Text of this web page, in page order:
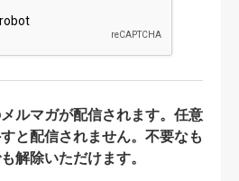
ルマガが配信されます。任意
と配信されません。不要なも
解除いただけます。